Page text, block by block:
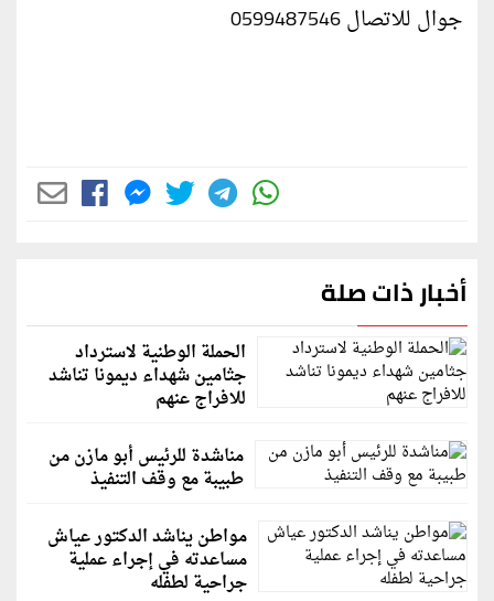
جوال للاتصال 0599487546
أخبار ذات صلة
الحملة الوطنية لاسترداد
جثامين شهداء ديمونا تناشد
للافراج عنهم
مناشدة للرئيس أبو مازن من
طبيبة مع وقف التنفيذ
مواطن يناشد الدكتور عياش
مساعدته في إجراء عملية
جراحية لطفله